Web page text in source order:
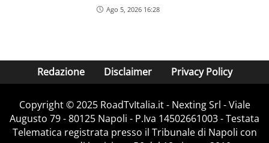
Ago 5, 2026 16:28
Redazione Disclaimer Privacy Policy
Copyright ©️ 2025 RoadTvItalia.it - Nexting Srl - Viale
Augusto 79 - 80125 Napoli - P.Iva 14502661003 - Testata
Telematica registrata presso il Tribunale di Napoli con